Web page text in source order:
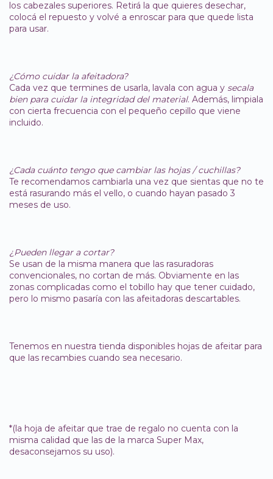
los cabezales superiores. Retirá la que quieres desechar,
colocá el repuesto y volvé a enroscar para que quede lista
para usar.
¿Cómo cuidar la afeitadora?
Cada vez que termines de usarla, lavala con agua y secala
bien para cuidar la integridad del material. Además, limpiala
con cierta frecuencia con el pequeño cepillo que viene
incluido.
¿Cada cuánto tengo que cambiar las hojas / cuchillas?
Te recomendamos cambiarla una vez que sientas que no te
está rasurando más el vello, o cuando hayan pasado 3
meses de uso.
¿Pueden llegar a cortar?
Se usan de la misma manera que las rasuradoras
convencionales, no cortan de más. Obviamente en las
zonas complicadas como el tobillo hay que tener cuidado,
pero lo mismo pasaría con las afeitadoras descartables.
Tenemos en nuestra tienda disponibles hojas de afeitar para
que las recambies cuando sea necesario.
*(la hoja de afeitar que trae de regalo no cuenta con la
misma calidad que las de la marca Super Max,
desaconsejamos su uso).